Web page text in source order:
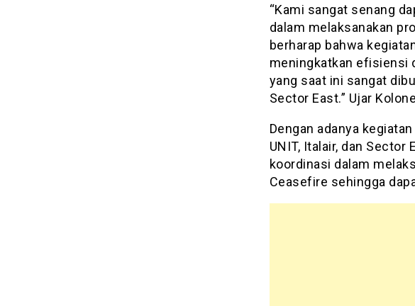
“Kami sangat senang
dalam melaksanakan
berharap bahwa
meningkatkan efisiensi
yang saat ini sangat
Sector East.” Ujar
Dengan adanya
UNIT, Italair, dan Sector
koordinasi dalam
Ceasefire sehingga